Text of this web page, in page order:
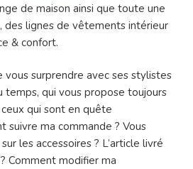
de maison ainsi que toute une
des lignes de vêtements intérieur
& confort.
vous surprendre avec ses stylistes
temps, qui vous propose toujours
qui sont en quête
suivre ma commande ? Vous
les accessoires ? L’article livré
Comment modifier ma